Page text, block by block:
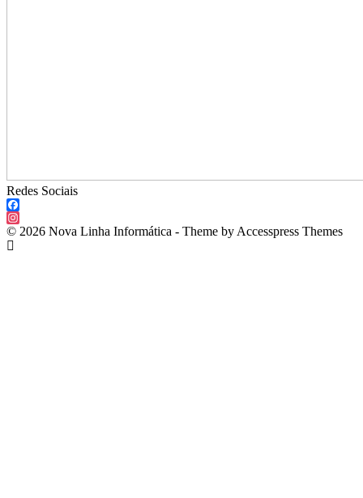
Redes Sociais
Facebook
Instagram
© 2026 Nova Linha Informática - Theme by Accesspress Themes